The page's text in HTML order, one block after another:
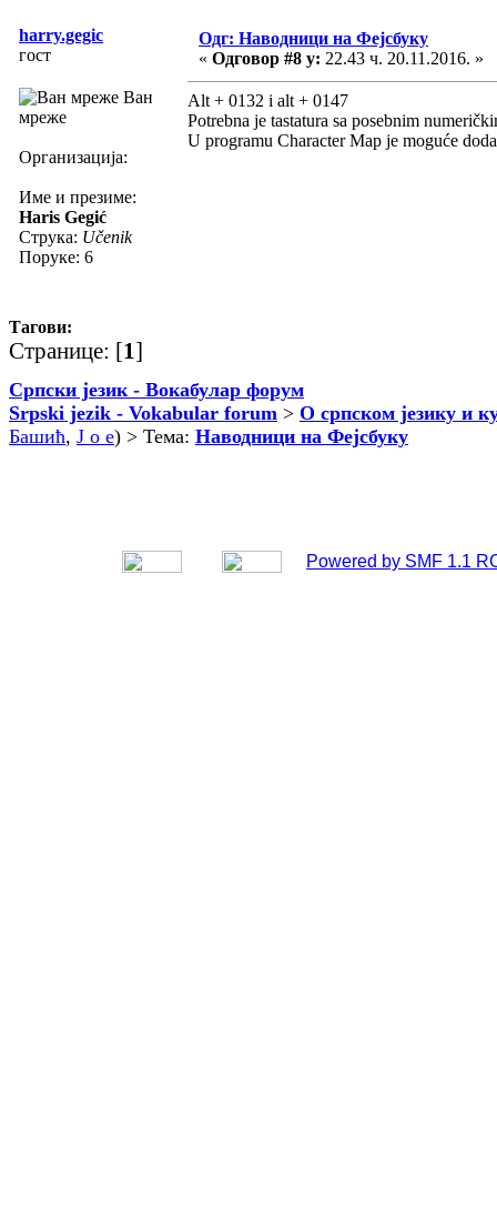
harry.gegic
гост
Ван
мреже
Организација:
Име и презиме:
Haris Gegić
Струка: Učenik
Поруке: 6
Одг: Наводници на Фејсбуку
« Одговор #8 у: 22.43 ч. 20.11.2016. »
Alt + 0132 i alt + 0147
Potrebna je tastatura sa posebnim
U programu Character Map je moguće
Тагови:
Странице: [1]
Српски језик - Вокабулар форум
Srpski jezik - Vokabular forum > О српском језику и
Башић, J o e) > Тема: Наводници на Фејсбуку
Powered by SMF 1.1